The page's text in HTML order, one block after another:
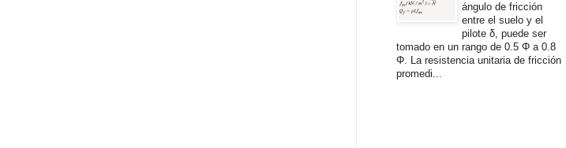
ángulo de fricción
entre el suelo y el
pilote δ, puede ser
tomado en un rango de 0.5 Φ a 0.8
Φ. La resistencia unitaria de fricción
promedi...